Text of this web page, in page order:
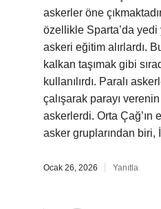
askerler öne
özellikle Sparta’da yedi
askeri eğitim alırlardı.
kalkan taşımak gibi
kullanılırdı. Paralı
çalışarak parayı
askerlerdi. Orta Çağ’ın
asker gruplarından
Ocak 26, 2026 Yanıtla